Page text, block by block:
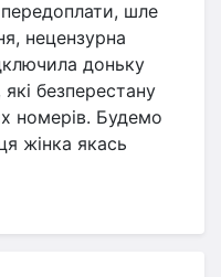
шле
нецензурна
доньку
безперестану
номерів. Будемо
жінка якась